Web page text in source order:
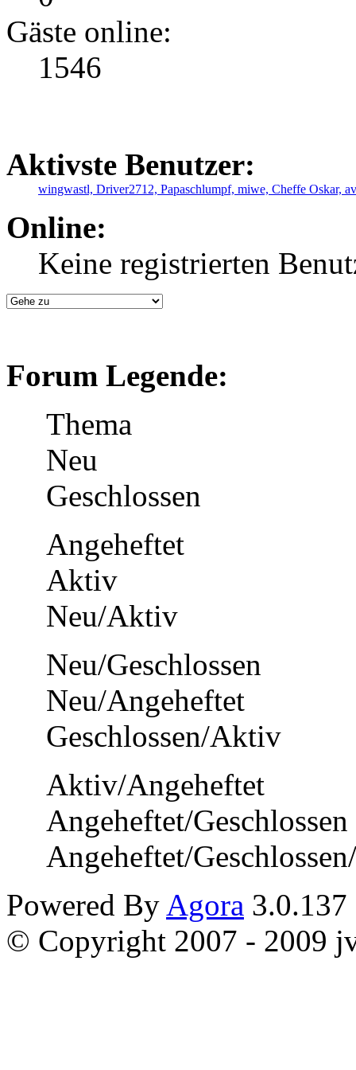
Gäste online:
1546
Aktivste Benutzer:
wingwastl, Driver2712, Papaschlumpf, miwe, Cheffe Oskar,
Online:
Keine registrierten
Forum Legende:
Thema
Neu
Geschlossen
Angeheftet
Aktiv
Neu/Aktiv
Neu/Geschlossen
Neu/Angeheftet
Geschlossen/Aktiv
Aktiv/Angeheftet
Angeheftet/Geschlossen
Angeheftet/
Powered By Agora 3.0.137
© Copyright 2007 - 2009